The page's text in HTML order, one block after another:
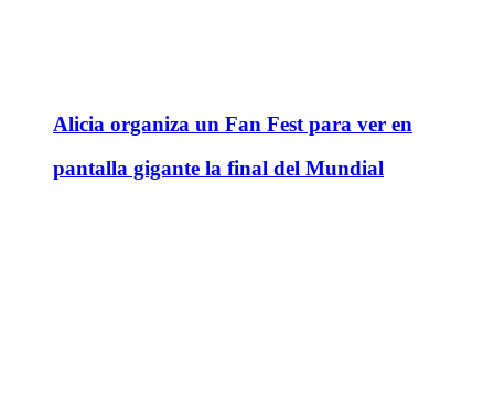
Alicia organiza un Fan Fest para ver en
pantalla gigante la final del Mundial